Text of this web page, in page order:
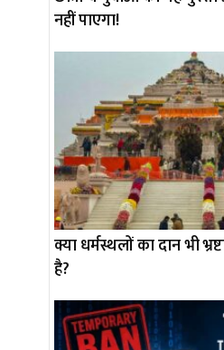
नहीं पाएगा!
क्या धर्मस्थलों का दान भी
है?